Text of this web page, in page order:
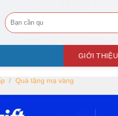
Tìm
kiếm:
GIỚI THIỆU
/ Quà tặng mạ vàng